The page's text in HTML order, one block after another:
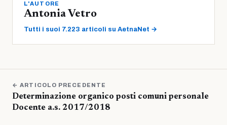
L'AUTORE
Antonia Vetro
Tutti i suoi 7.223 articoli su AetnaNet →
← ARTICOLO PRECEDENTE
Determinazione organico posti comuni personale
Docente a.s. 2017/2018